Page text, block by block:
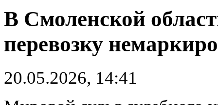
В Смоленской
перевозку
20.05.2026, 14:41